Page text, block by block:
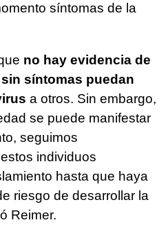
síntomas de la
no hay evidencia de
síntomas puedan
a otros. Sin embargo,
se puede manifestar
seguimos
individuos
hasta que haya
riesgo de desarrollar la
Reimer.